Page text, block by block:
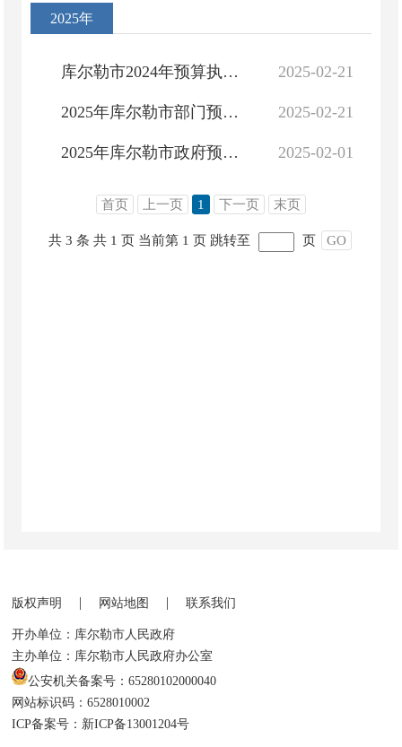
2025年
2025-02-21
库尔勒市2024年预算执行情况和2025年预算草案
2025-02-21
2025年库尔勒市部门预算公开
2025-02-01
2025年库尔勒市政府预算公开
首页 上一页 1 下一页 末页
共 3 条 共 1 页 当前第 1 页 跳转至 页 GO
版权声明 | 网站地图 | 联系我们
开办单位：库尔勒市人民政府
主办单位：库尔勒市人民政府办公室
公安机关备案号：65280102000040
网站标识码：6528010002
ICP备案号：新ICP备13001204号